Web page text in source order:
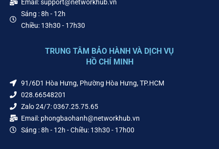
Email: support@networkhub.vn
Sáng : 8h - 12h
Chiều: 13h30 - 17h30
TRUNG TÂM BẢO HÀNH VÀ DỊCH VỤ
HỒ CHÍ MINH
91/6D1 Hòa Hưng, Phường Hòa Hưng, TP.HCM
028.66548201
Zalo 24/7: 0367.25.75.65
Email: phongbaohanh@networkhub.vn
Sáng : 8h - 12h - Chiều: 13h30 - 17h00